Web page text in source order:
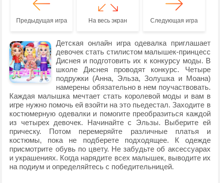
Предыдущая игра На весь экран Следующая игра
Детская онлайн игра одевалка приглашает
девочек стать стилистом малышек-принцесс
Диснея и подготовить их к конкурсу моды. В
школе Диснея проводят конкурс. Четыре
подружки (Анна, Эльза, Золушка и Моана)
намерены обязательно в нем поучаствовать.
Каждая малышка мечтает стать королевой моды и вам в
игре нужно помочь ей взойти на это пьедестал. Заходите в
костюмерную одевалки и помогите преобразиться каждой
из четырех девочек. Начинайте с Эльзы. Выберите ей
прическу. Потом перемеряйте различные платья и
костюмы, пока не подберете подходящее. К одежде
присмотрите обувь по цвету. Не забудьте об аксессуарах
и украшениях. Когда нарядите всех малышек, выводите их
на подиум и определяйтесь с победительницей.